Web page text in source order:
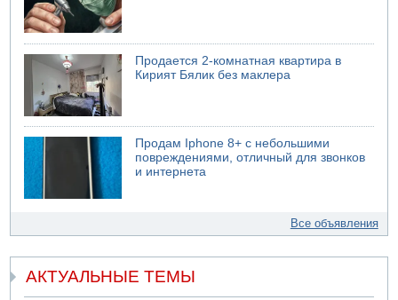
Продается 2-комнатная квартира в
Кирият Бялик без маклера
Продам Iphone 8+ с небольшими
повреждениями, отличный для звонков
и интернета
Все объявления
АКТУАЛЬНЫЕ ТЕМЫ